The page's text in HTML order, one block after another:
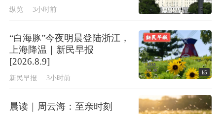
纵览 3小时前
“白海豚”今夜明晨登陆浙江，
上海降温｜新民早报
[2026.8.9]
新民早报 3小时前
h5
晨读｜周云海：至亲时刻